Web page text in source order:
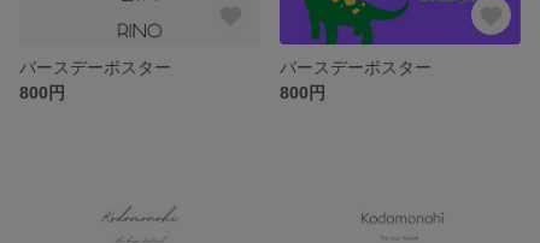
バースデーポスター
800円
バースデーポスター
800円